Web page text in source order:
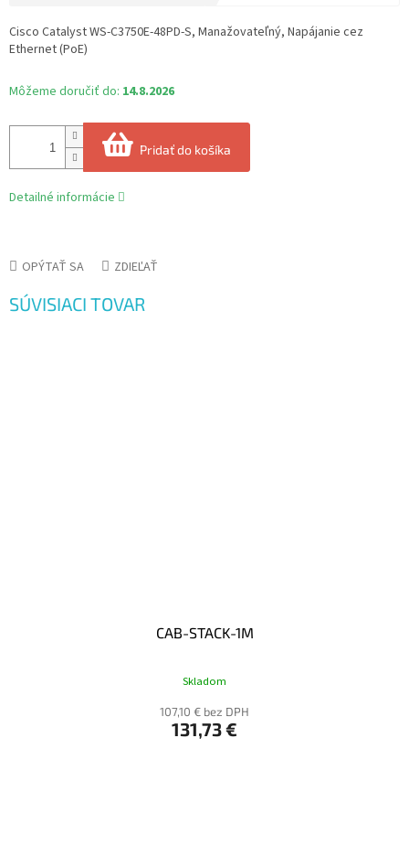
cena:
Môžeme doručiť do: 14.8.2026
Pridať do košíka
Cisco Catalyst WS-C3750E-48PD-S, Manažovateľný, Napájanie cez
Ethernet (PoE)
Detailné informácie
OPÝTAŤ SA ZDIEĽAŤ
SÚVISIACI TOVAR
CAB-STACK-1M
Skladom
107,10 € bez DPH
131,73 €